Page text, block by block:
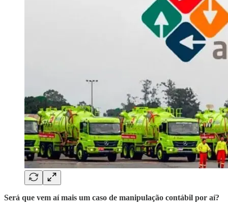
Será que vem aí mais um caso de manipulação contábil por aí?